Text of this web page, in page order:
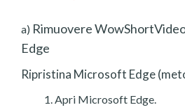
a) Rimuovere
Edge
Ripristina Microsoft Edge
Apri Microsoft Edge.